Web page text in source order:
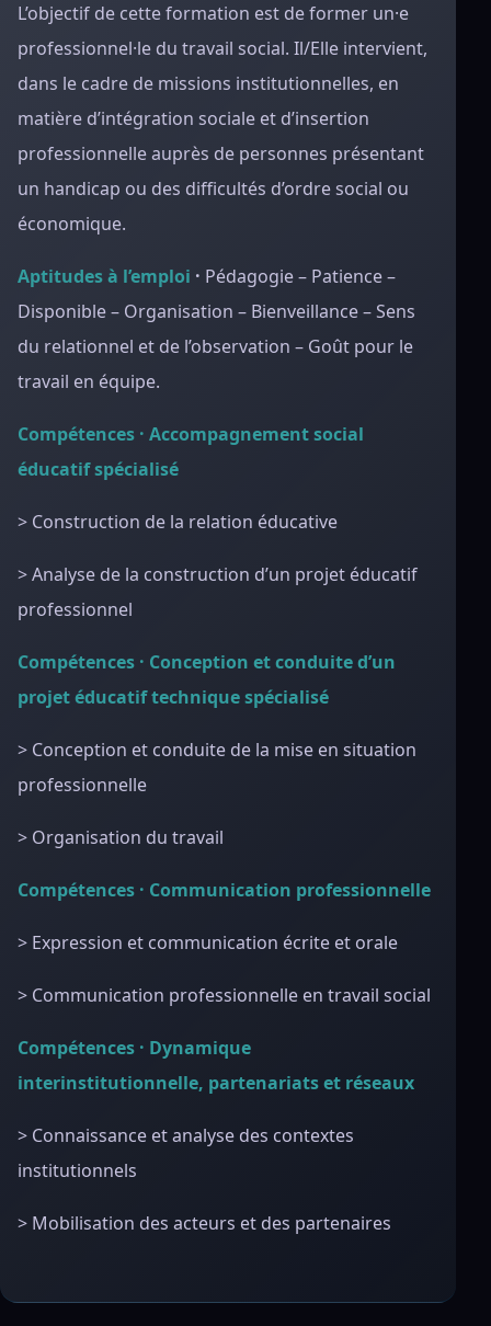
L’objectif de cette formation est de former un·e
professionnel·le du travail social. Il/Elle intervient,
dans le cadre de missions institutionnelles, en
matière d’intégration sociale et d’insertion
professionnelle auprès de personnes présentant
un handicap ou des difficultés d’ordre social ou
économique.
Aptitudes à l’emploi · Pédagogie – Patience –
Disponible – Organisation – Bienveillance – Sens
du relationnel et de l’observation – Goût pour le
travail en équipe.
Compétences · Accompagnement social
éducatif spécialisé
> Construction de la relation éducative
> Analyse de la construction d’un projet éducatif
professionnel
Compétences · Conception et conduite d’un
projet éducatif technique spécialisé
> Conception et conduite de la mise en situation
professionnelle
> Organisation du travail
Compétences · Communication professionnelle
> Expression et communication écrite et orale
> Communication professionnelle en travail social
Compétences · Dynamique
interinstitutionnelle, partenariats et réseaux
> Connaissance et analyse des contextes
institutionnels
> Mobilisation des acteurs et des partenaires